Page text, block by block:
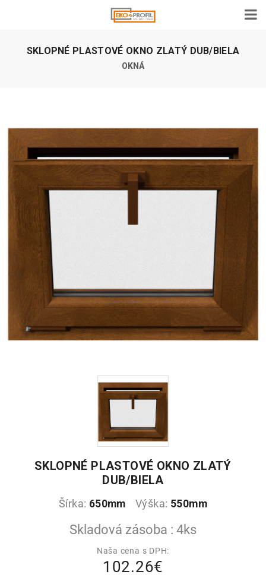
SKLOPNÉ PLASTOVÉ OKNO ZLATÝ DUB/BIELA
OKNÁ
SKLOPNÉ PLASTOVÉ OKNO ZLATÝ
DUB/BIELA
Šírka: 650mm Výška: 550mm
Skladová zásoba : 4ks
Naša cena s DPH:
102.26€